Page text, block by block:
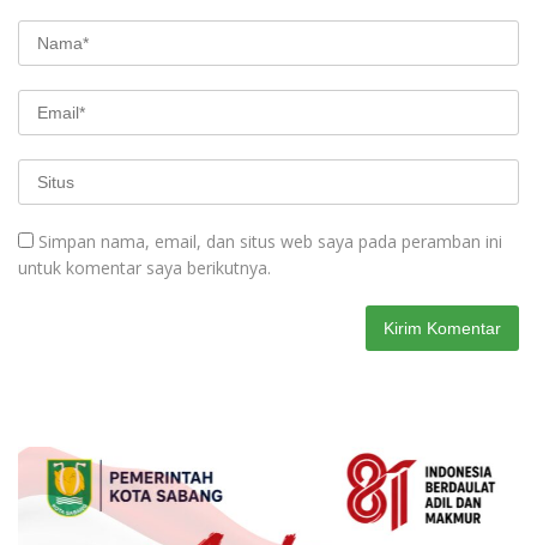
Simpan nama, email, dan situs web saya pada peramban ini
untuk komentar saya berikutnya.